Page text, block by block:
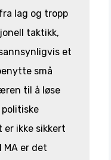
lag og tropp
taktikk,
et
små
til å løse
ikke sikkert
er det